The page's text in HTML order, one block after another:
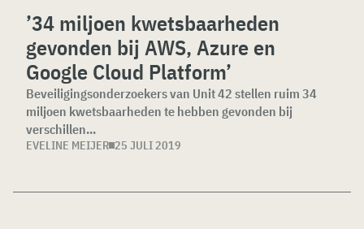
’34 miljoen kwetsbaarheden
gevonden bij AWS, Azure en
Google Cloud Platform’
Beveiligingsonderzoekers van Unit 42 stellen ruim 34
miljoen kwetsbaarheden te hebben gevonden bij
verschillen...
EVELINE MEIJER 25 JULI 2019